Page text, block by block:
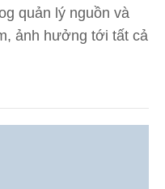
quản lý nguồn và
ảnh hưởng tới tất cả